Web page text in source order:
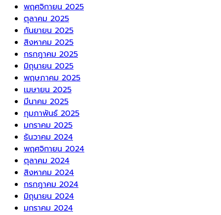
พฤศจิกายน 2025
ตุลาคม 2025
กันยายน 2025
สิงหาคม 2025
กรกฎาคม 2025
มิถุนายน 2025
พฤษภาคม 2025
เมษายน 2025
มีนาคม 2025
กุมภาพันธ์ 2025
มกราคม 2025
ธันวาคม 2024
พฤศจิกายน 2024
ตุลาคม 2024
สิงหาคม 2024
กรกฎาคม 2024
มิถุนายน 2024
มกราคม 2024